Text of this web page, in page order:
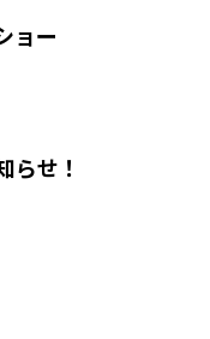
ョー
らせ！